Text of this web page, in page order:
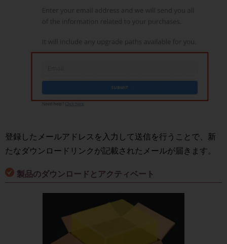
登録したメールアドレスを入力して送信を行うことで、新
たなダウンロードリンクが記載されたメールが届きます。
製品のダウンロードとアクティベート